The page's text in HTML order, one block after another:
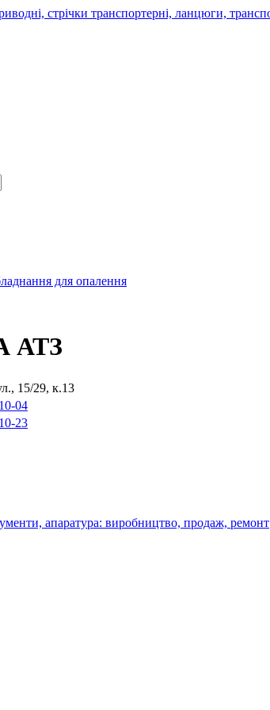
АТЗ
15/29, к.13
04
23
апаратура: виробництво, продаж, ремонт